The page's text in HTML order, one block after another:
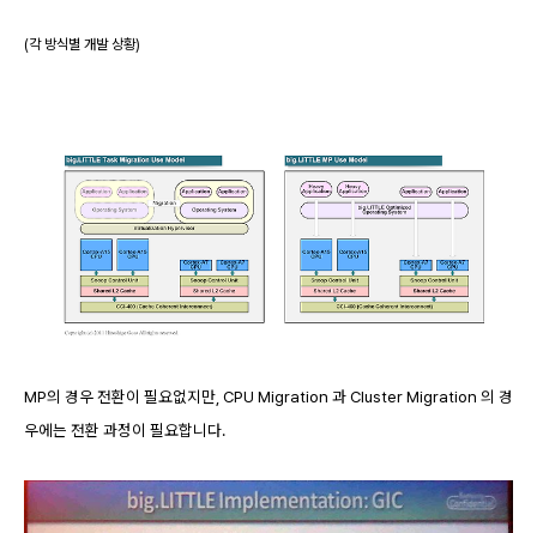
(각 방식별 개발 상황)
MP의 경우 전환이 필요없지만, CPU Migration 과 Cluster Migration 의 경
우에는 전환 과정이 필요합니다.